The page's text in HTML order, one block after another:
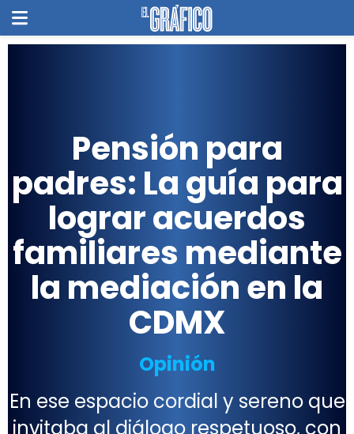
Pensión para
padres: La guía para
lograr acuerdos
familiares mediante
la mediación en la
CDMX
Opinión
En ese espacio cordial y sereno que
invitaba al diálogo respetuoso, con